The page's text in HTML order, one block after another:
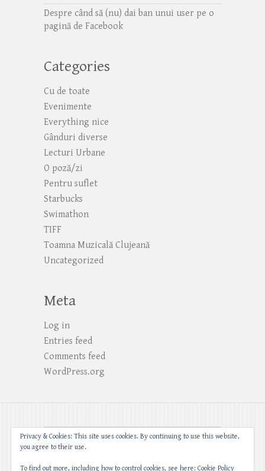
Despre când să (nu) dai ban unui user pe o
pagină de Facebook
Categories
Cu de toate
Evenimente
Everything nice
Gânduri diverse
Lecturi Urbane
O poză/zi
Pentru suflet
Starbucks
Swimathon
TIFF
Toamna Muzicală Clujeană
Uncategorized
Meta
Log in
Entries feed
Comments feed
WordPress.org
Privacy & Cookies: This site uses cookies. By continuing to use this website,
you agree to their use.
To find out more, including how to control cookies, see here: Cookie Policy